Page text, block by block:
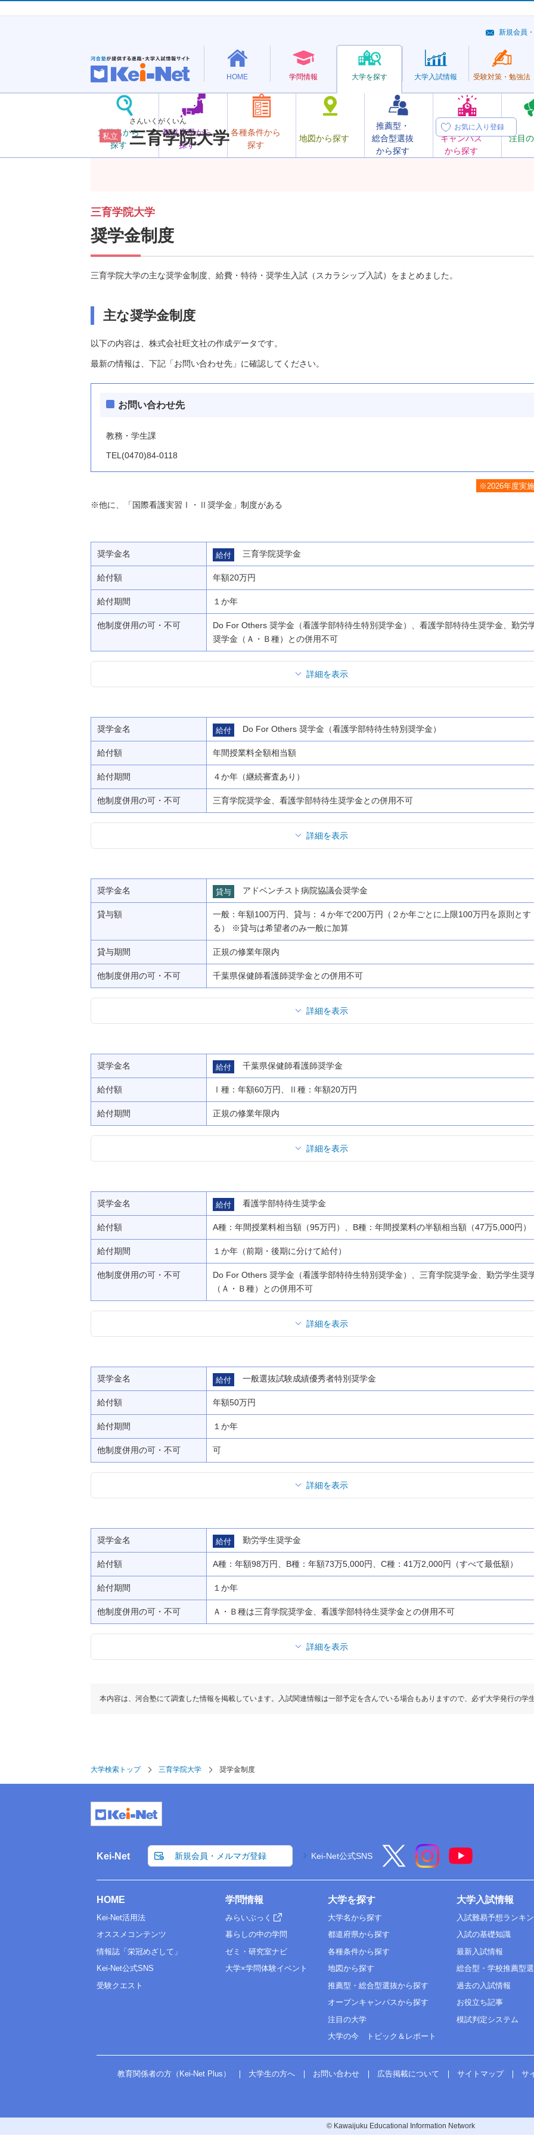
HOME 学問情報 大学を探す
大学名から
探す
都道府県から
探す
各種条件から
探す
地図から探す
推薦型・
総合型選抜
から探す
オープン
キャンパス
から探す
注目
大学入試情報 受験対策・ 勉強法
新規会員
私立
さんいくがくいん
三育学院大学
お気に入り登録
三育学院大学
奨学金制度
三育学院大学の主な奨学金制度、給費・特待・奨学生入試（スカラシップ入試）をまとめました。
主な奨学金制度
以下の内容は、株式会社旺文社の作成データです。
最新の情報は、下記「お問い合わせ先」に確認してください。
お問い合わせ先
教務・学生課
TEL(0470)84-0118
※2026年度実
※他に、「国際看護実習Ⅰ・Ⅱ奨学金」制度がある
奨学金名 給付 三育学院奨学金
給付額 年額20万円
給付期間 １か年
他制度併用の可・不可
Do For Others 奨学金（看護学部特待生特別奨学金）、看護学部特待生奨学金、勤労
奨学金（Ａ・Ｂ種）との併用不可
詳細を表示
奨学金名 給付 Do For Others 奨学金（看護学部特待生特別奨学金）
給付額 年間授業料全額相当額
給付期間 ４か年（継続審査あり）
他制度併用の可・不可 三育学院奨学金、看護学部特待生奨学金との併用不可
詳細を表示
奨学金名 貸与 アドベンチスト病院協議会奨学金
貸与額
一般：年額100万円、貸与：４か年で200万円（２か年ごとに上限100万円を原則とす
る） ※貸与は希望者のみ一般に加算
貸与期間 正規の修業年限内
他制度併用の可・不可 千葉県保健師看護師奨学金との併用不可
詳細を表示
奨学金名 給付 千葉県保健師看護師奨学金
給付額 Ⅰ種：年額60万円、Ⅱ種：年額20万円
給付期間 正規の修業年限内
詳細を表示
奨学金名 給付 看護学部特待生奨学金
給付額 A種：年間授業料相当額（95万円）、B種：年間授業料の半額相当額（47万5,000円）
給付期間 １か年（前期・後期に分けて給付）
他制度併用の可・不可
Do For Others 奨学金（看護学部特待生特別奨学金）、三育学院奨学金、勤労学生奨
（Ａ・Ｂ種）との併用不可
詳細を表示
奨学金名 給付 一般選抜試験成績優秀者特別奨学金
給付額 年額50万円
給付期間 １か年
他制度併用の可・不可 可
詳細を表示
奨学金名 給付 勤労学生奨学金
給付額 A種：年額98万円、B種：年額73万5,000円、C種：41万2,000円（すべて最低額）
給付期間 １か年
他制度併用の可・不可 Ａ・Ｂ種は三育学院奨学金、看護学部特待生奨学金との併用不可
詳細を表示
本内容は、河合塾にて調査した情報を掲載しています。入試関連情報は一部予定を含んでいる場合もありますので、必ず大学発行の学
大学検索トップ 三育学院大学 奨学金制度
Kei-Net 新規会員・メルマガ登録 Kei-Net公式SNS
HOME
Kei-Net活用法
オススメコンテンツ
情報誌「栄冠めざして」
Kei-Net公式SNS
受験クエスト
学問情報
みらいぶっく
暮らしの中の学問
ゼミ・研究室ナビ
大学×学問体験イベント
大学を探す
大学名から探す
都道府県から探す
各種条件から探す
地図から探す
推薦型・総合型選抜から探す
オープンキャンパスから探す
注目の大学
大学の今 トピック＆レポート
大学入試情報
入試難易予想ランキ
入試の基礎知識
最新入試情報
総合型・学校推薦型
過去の入試情報
お役立ち記事
模試判定システム
教育関係者の方（Kei-Net Plus） 大学生の方へ お問い合わせ 広告掲載について サイトマップ サ
© Kawaijuku Educational Information Network